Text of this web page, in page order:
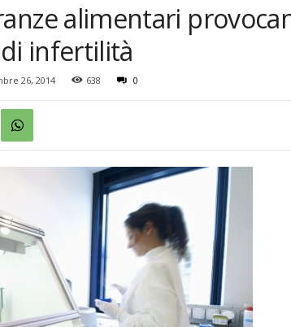
alimentari
infertilità
26, 2014 638 0